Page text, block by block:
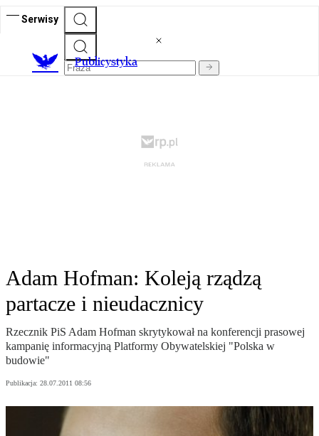
Serwisy
Publicystyka
Adam Hofman: Koleją rządzą
partacze i nieudacznicy
Rzecznik PiS Adam Hofman skrytykował na konferencji prasowej
kampanię informacyjną Platformy Obywatelskiej "Polska w
budowie"
Publikacja: 28.07.2011 08:56